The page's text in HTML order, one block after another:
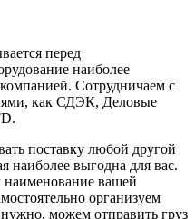
перед
наиболее
Сотрудничаем с
как СДЭК, Деловые
поставку любой другой
наиболее выгодна для вас.
вашей
организуем
можем отправить груз